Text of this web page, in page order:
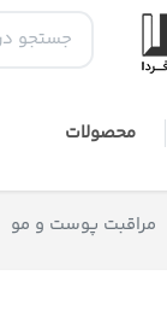
محصولات
مراقبت پوست و مو